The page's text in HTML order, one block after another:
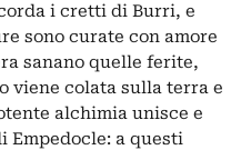
i cretti di Burri, e
sono curate con amore
sanano quelle ferite,
viene colata sulla terra e
alchimia unisce e
Empedocle: a questi